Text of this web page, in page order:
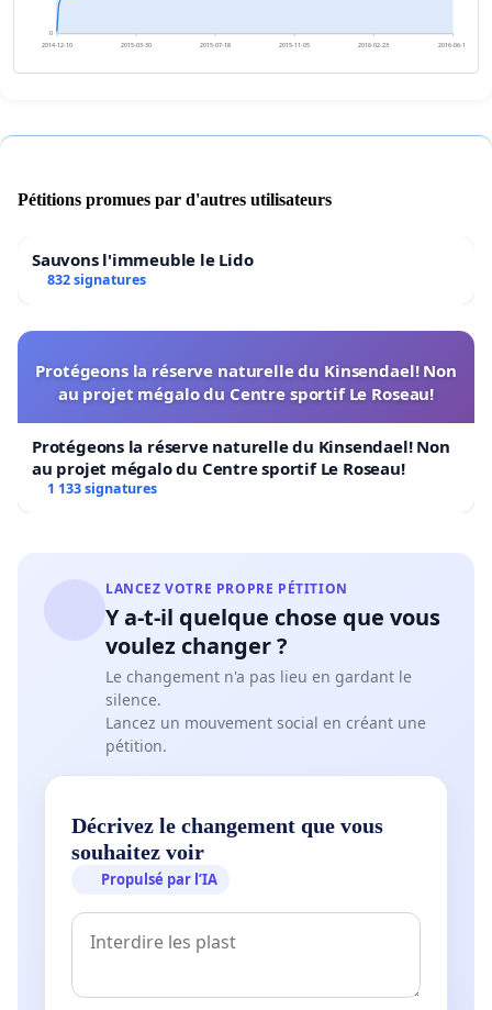
0
2014-12-10 2015-03-30 2015-07-18 2015-11-05 2016-02-23 2016-06-12
Pétitions promues par d'autres utilisateurs
Sauvons l'immeuble le Lido
832 signatures
Protégeons la réserve naturelle du Kinsendael! Non
au projet mégalo du Centre sportif Le Roseau!
Protégeons la réserve naturelle du Kinsendael! Non
au projet mégalo du Centre sportif Le Roseau!
1 133 signatures
LANCEZ VOTRE PROPRE PÉTITION
Y a-t-il quelque chose que vous
voulez changer ?
Le changement n'a pas lieu en gardant le
silence.
Lancez un mouvement social en créant une
pétition.
Décrivez le changement que vous
souhaitez voir
Propulsé par l’IA